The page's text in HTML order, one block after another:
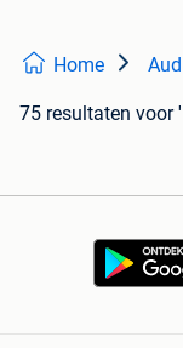
Home
75 resultaten voor